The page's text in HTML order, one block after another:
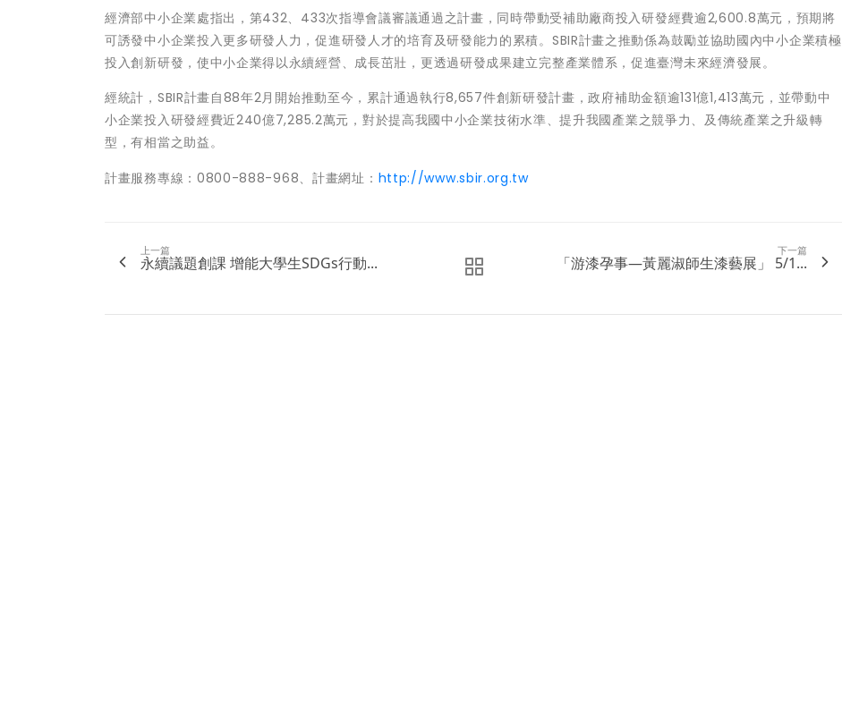
經濟部中小企業處指出，第432、433次指導會議審議通過之計畫，同時帶動受補助廠商投入研發經費逾2,600.8萬元，預期將
可誘發中小企業投入更多研發人力，促進研發人才的培育及研發能力的累積。SBIR計畫之推動係為鼓勵並協助國內中小企業積極
投入創新研發，使中小企業得以永續經營、成長茁壯，更透過研發成果建立完整產業體系，促進臺灣未來經濟發展。
經統計，SBIR計畫自88年2月開始推動至今，累計通過執行8,657件創新研發計畫，政府補助金額逾131億1,413萬元，並帶動中
小企業投入研發經費近240億7,285.2萬元，對於提高我國中小企業技術水準、提升我國產業之競爭力、及傳統產業之升級轉
型，有相當之助益。
計畫服務專線：0800-888-968、計畫網址： http://www.sbir.org.tw
上一篇
永續議題創課 增能大學生SDGs行動...
下一篇
「游漆孕事—黃麗淑師生漆藝展」 5/1...